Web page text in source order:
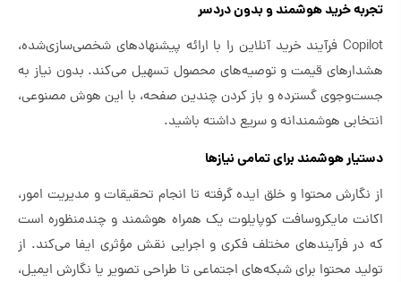
تجربه خرید هوشمند و بدون دردسر
Copilot فرآیند خرید آنلاین را با ارائه پیشنهادهای شخصی‌سازی‌شده،
هشدارهای قیمت و توصیه‌های محصول تسهیل می‌کند. بدون نیاز به
جست‌وجوی گسترده و باز کردن چندین صفحه، با این هوش مصنوعی،
انتخابی هوشمندانه و سریع داشته باشید.
دستیار هوشمند برای تمامی نیازها
از نگارش محتوا و خلق ایده گرفته تا انجام تحقیقات و مدیریت امور،
اکانت مایکروسافت کوپایلوت یک همراه هوشمند و چندمنظوره است
که در فرآیندهای مختلف فکری و اجرایی نقش مؤثری ایفا می‌کند. از
تولید محتوا برای شبکه‌های اجتماعی تا طراحی تصویر یا نگارش ایمیل،